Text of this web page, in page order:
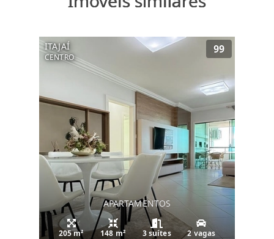
ITAJAÍ
CENTRO
99
APARTAMENTOS
205 m² 148 m² 3 suítes 2 vagas